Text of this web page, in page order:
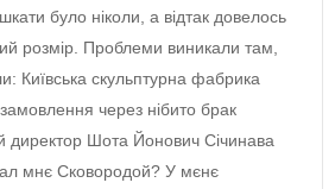
було ніколи, а відтак довелось
розмір. Проблеми виникали там,
Київська скульптурна фабрика
через нібито брак
директор Шота Йонович Січинава
мнє Сковородой? У мєнє